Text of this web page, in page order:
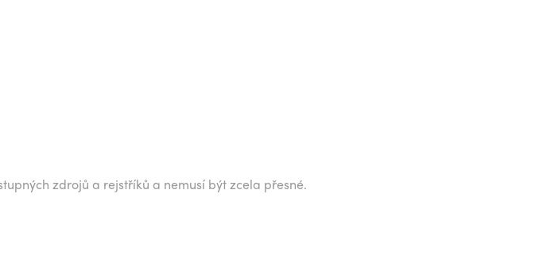
zdrojů a rejstříků a nemusí být zcela přesné.